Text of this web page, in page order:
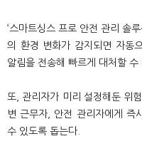
‘스마트싱스 프로 안전 관리 솔
의 환경 변화가 감지되면 자동
알림을 전송해 빠르게 대처할 수
또, 관리자가 미리 설정해둔 위
변 근무자, 안전 관리자에게 즉
수 있도록 돕는다.